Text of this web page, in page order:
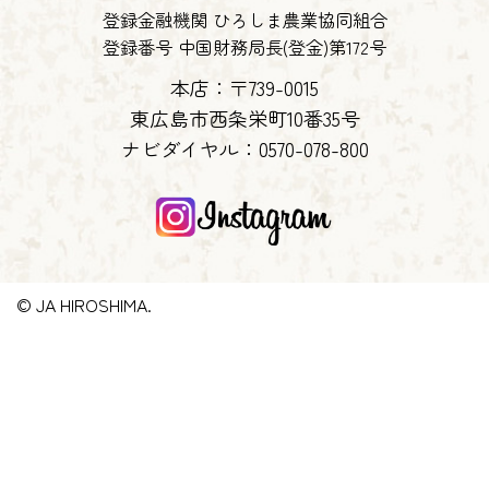
登録金融機関 ひろしま農業協同組合
登録番号 中国財務局長(登金)第172号
本店：〒739-0015
東広島市西条栄町10番35号
ナビダイヤル： 0570-078-800
© JA HIROSHIMA.